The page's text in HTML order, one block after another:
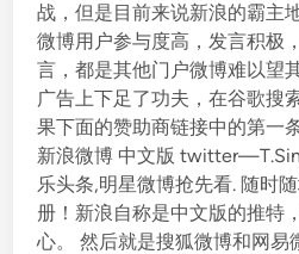
战，但是目前来说新浪的霸主
微博用户参与度高，发言积极
言，都是其他门户微博难以望
广告上下足了功夫，在谷歌搜
果下面的赞助商链接中的第一
新浪微博 中文版
乐头条,明星微博抢先看. 随时
册！新浪自称是中文版的推特
心。 然后就是搜狐微博和网易